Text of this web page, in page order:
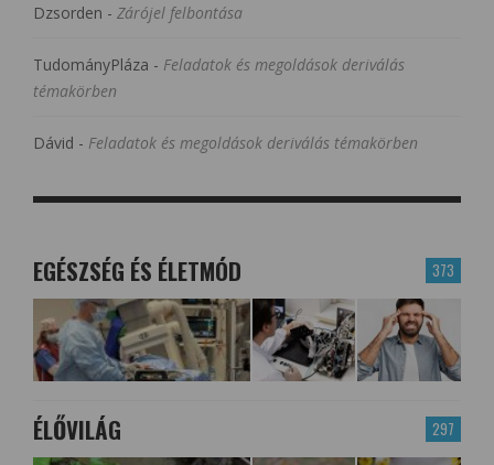
Dzsorden - Zárójel felbontása
TudományPláza - Feladatok és megoldások deriválás
témakörben
Dávid - Feladatok és megoldások deriválás témakörben
373
EGÉSZSÉG ÉS ÉLETMÓD
297
ÉLŐVILÁG